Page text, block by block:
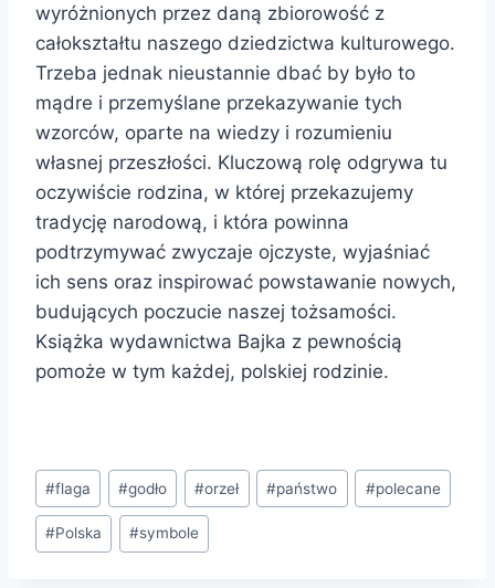
wyróżnionych przez daną zbiorowość z
całokształtu naszego dziedzictwa kulturowego.
Trzeba jednak nieustannie dbać by było to
mądre i przemyślane przekazywanie tych
wzorców, oparte na wiedzy i rozumieniu
własnej przeszłości. Kluczową rolę odgrywa tu
oczywiście rodzina, w której przekazujemy
tradycję narodową, i która powinna
podtrzymywać zwyczaje ojczyste, wyjaśniać
ich sens oraz inspirować powstawanie nowych,
budujących poczucie naszej tożsamości.
Książka wydawnictwa Bajka z pewnością
pomoże w tym każdej, polskiej rodzinie.
Tagi
wpisu:
#flaga #godło #orzeł #państwo #polecane
#Polska #symbole